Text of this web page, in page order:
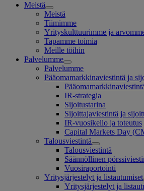
Meistä
Meistä
Tiimimme
Yrityskulttuurimme ja
Tapamme toimia
Meille töihin
Palvelumme
Palvelumme
Pääomamarkkinaviestintä ja
IR-strategia
Sijoitustarina
Sijoittajaviestintä ja
IR-vuosikello ja toteutus
Capital Markets Day
Talousviestintä
Talousviestintä
Säännöllinen
Vuosiraportointi
Yritysjärjestelyt ja listautumiset
Yritysjärjestelyt ja